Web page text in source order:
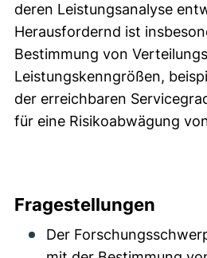
deren Leistungsanalyse
Herausfordernd ist
Bestimmung von
Leistungskenngrößen,
der erreichbaren
für eine Risikoabwägung
Fragestellungen
Der